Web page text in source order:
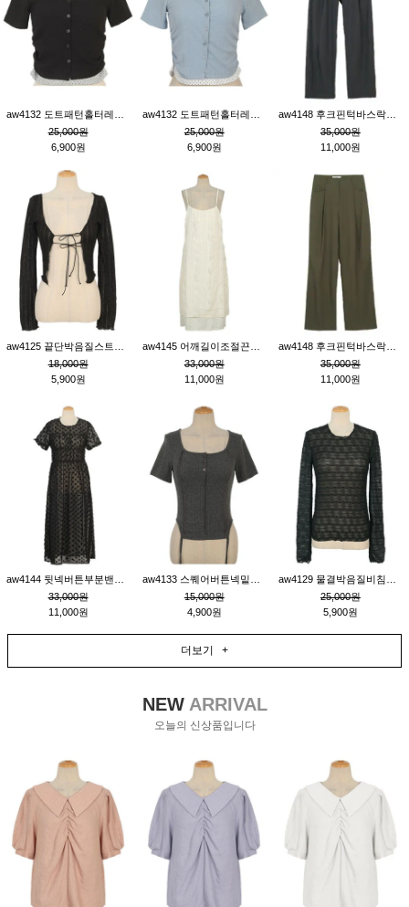
25,000원
6,900원
25,000원
6,900원
35,000원
11,000원
18,000원
5,900원
33,000원
11,000원
35,000원
11,000원
33,000원
11,000원
15,000원
4,900원
25,000원
5,900원
더보기 +
NEWARRIVAL
오늘의 신상품입니다